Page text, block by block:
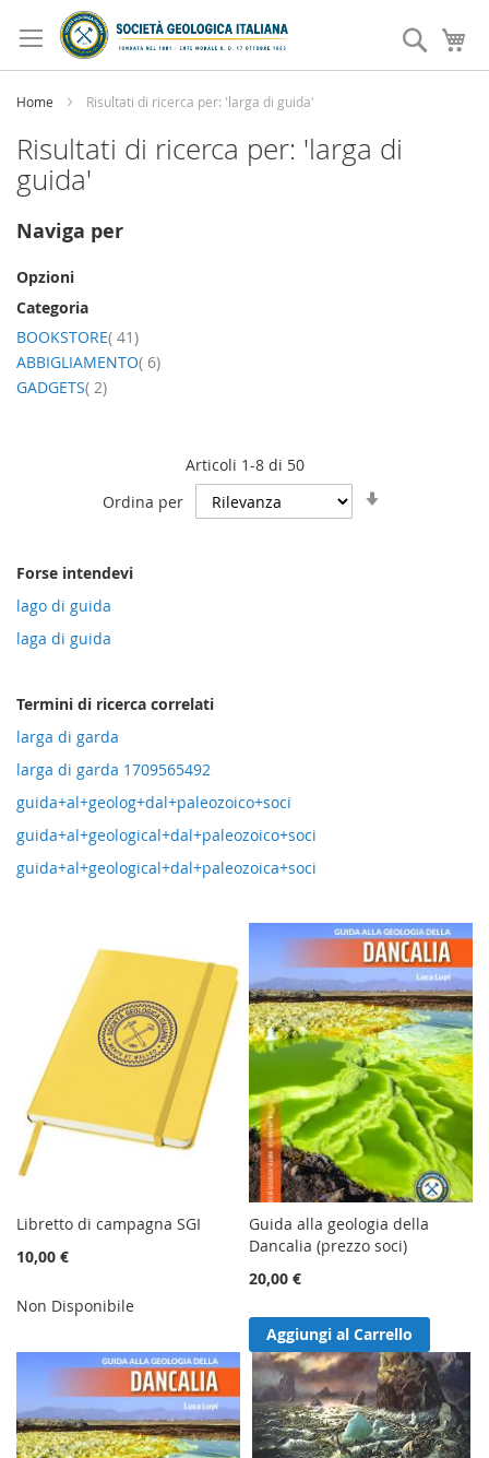
al
contenuto
Search
Home Risultati di ricerca per: 'larga di guida'
Risultati di ricerca per: 'larga di
guida'
Articoli 1-8di 50
Ordina per
Forse intendevi
lago di guida
laga di guida
Termini di ricerca correlati
larga di garda
larga di garda 1709565492
guida+al+geolog+dal+paleozoico+soci
guida+al+geological+dal+paleozoico+soci
guida+al+geological+dal+paleozoica+soci
Libretto di campagna SGI
10,00 €
Non Disponibile
Guida alla geologia della
Dancalia (prezzo soci)
20,00 €
Aggiungi al Carrello
Naviga per
Opzioni
Categoria
BOOKSTORE 41elemento
ABBIGLIAMENTO 6elemento
GADGETS 2elemento